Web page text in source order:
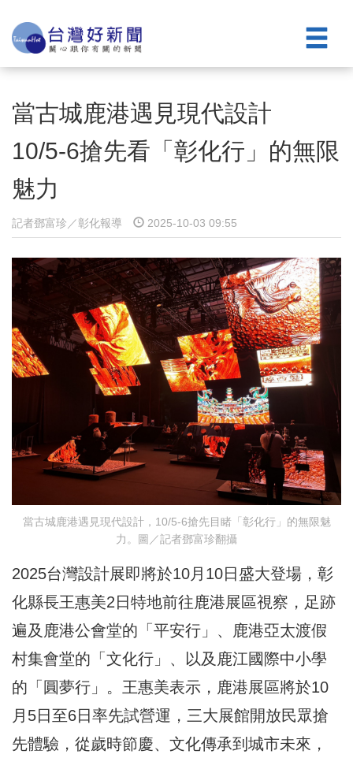
當古城鹿港遇見現代設計
10/5-6搶先看「彰化行」的無限
魅力
記者鄧富珍／彰化報導 2025-10-03 09:55
當古城鹿港遇見現代設計，10/5-6搶先目睹「彰化行」的無限魅
力。圖／記者鄧富珍翻攝
2025台灣設計展即將於10月10日盛大登場，彰
化縣長王惠美2日特地前往鹿港展區視察，足跡
遍及鹿港公會堂的「平安行」、鹿港亞太渡假
村集會堂的「文化行」、以及鹿江國際中小學
的「圓夢行」。王惠美表示，鹿港展區將於10
月5日至6日率先試營運，三大展館開放民眾搶
先體驗，從歲時節慶、文化傳承到城市未來，